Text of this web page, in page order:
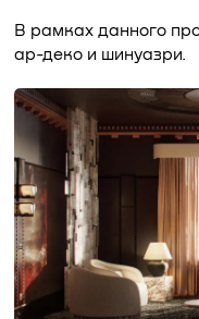
В рамках данного
ар-деко и шинуазри.